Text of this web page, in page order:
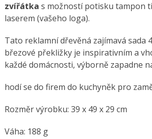
zvířátka s možností potisku tampon
laserem (vašeho loga).
Tato reklamní dřevěná zajímavá sada
březové překližky je inspirativním a
každé domácnosti, výborně zapadne
hodí se do firem do kuchyněk pro
Rozměr výrobku: 39 x 49 x 29 cm
Váha: 188 g